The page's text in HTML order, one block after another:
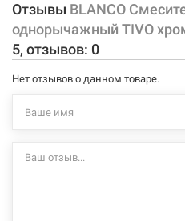
высота до аэратора: 145 мм
длина излива: 215 мм
угол поворота излива 360°
Характеристики и конфигурация
внесенные производителем
Отзывы BLANCO
однорычажный TIVO
5, отзывов: 0
Нет отзывов о данном товаре.